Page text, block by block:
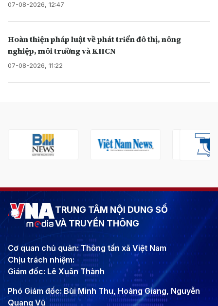
07-08-2026, 12:47
Hoàn thiện pháp luật về phát triển đô thị, nông
nghiệp, môi trường và KHCN
07-08-2026, 11:22
TRUNG TÂM NỘI DUNG SỐ
VÀ TRUYỀN THÔNG
Cơ quan chủ quản: Thông tấn xã Việt Nam
Chịu trách nhiệm:
Giám đốc: Lê Xuân Thành
Phó Giám đốc: Bùi Minh Thu, Hoàng Giang, Nguyễn
Quang Vũ